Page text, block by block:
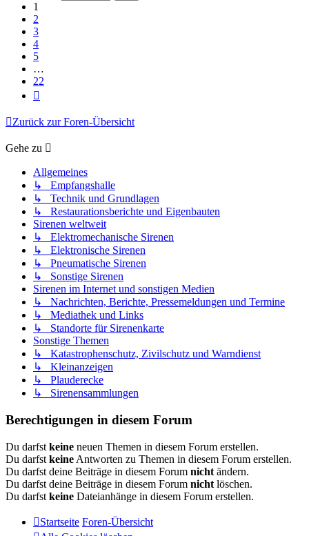
1
2
3
4
5
…
22
Zurück zur Foren-Übersicht
Gehe zu
Allgemeines
↳ Empfangshalle
↳ Technik und Grundlagen
↳ Restaurationsberichte und Eigenbauten
Sirenen weltweit
↳ Elektromechanische Sirenen
↳ Elektronische Sirenen
↳ Pneumatische Sirenen
↳ Sonstige Sirenen
Sirenen im Internet und sonstigen Medien
↳ Nachrichten, Berichte, Pressemeldungen und Termine
↳ Mediathek und Links
↳ Standorte für Sirenenkarte
Sonstige Themen
↳ Katastrophenschutz, Zivilschutz und Warndienst
↳ Kleinanzeigen
↳ Plauderecke
↳ Sirenensammlungen
Berechtigungen in diesem Forum
Du darfst keine neuen Themen in diesem Forum erstellen.
Du darfst keine Antworten zu Themen in diesem Forum erstellen.
Du darfst deine Beiträge in diesem Forum nicht ändern.
Du darfst deine Beiträge in diesem Forum nicht löschen.
Du darfst keine Dateianhänge in diesem Forum erstellen.
Startseite Foren-Übersicht